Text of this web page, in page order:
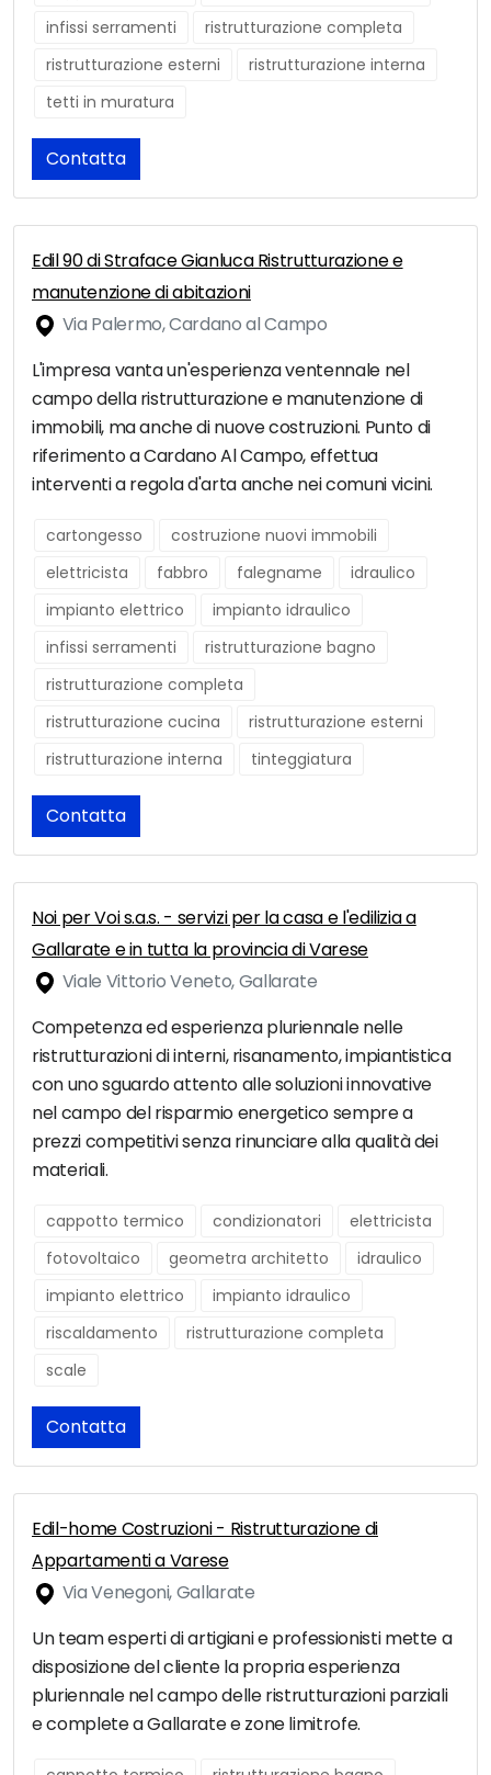
infissi serramenti
ristrutturazione completa
ristrutturazione esterni
ristrutturazione interna
tetti in muratura
Contatta
Edil 90 di Straface Gianluca Ristrutturazione e
manutenzione di abitazioni
Via Palermo, Cardano al Campo
L'impresa vanta un'esperienza ventennale nel
campo della ristrutturazione e manutenzione di
immobili, ma anche di nuove costruzioni. Punto di
riferimento a Cardano Al Campo, effettua
interventi a regola d'arta anche nei comuni vicini.
cartongesso
costruzione nuovi immobili
elettricista
fabbro falegname
idraulico
impianto elettrico
impianto idraulico
infissi serramenti
ristrutturazione bagno
ristrutturazione completa
ristrutturazione cucina
ristrutturazione esterni
ristrutturazione interna
tinteggiatura
Contatta
Noi per Voi s.a.s. - servizi per la casa e l'edilizia a
Gallarate e in tutta la provincia di Varese
Viale Vittorio Veneto, Gallarate
Competenza ed esperienza pluriennale nelle
ristrutturazioni di interni, risanamento, impiantistica
con uno sguardo attento alle soluzioni innovative
nel campo del risparmio energetico sempre a
prezzi competitivi senza rinunciare alla qualità dei
materiali.
cappotto termico condizionatori
elettricista
fotovoltaico
geometra architetto
idraulico
impianto elettrico
impianto idraulico
riscaldamento
ristrutturazione completa
scale
Contatta
Edil-home Costruzioni - Ristrutturazione di
Appartamenti a Varese
Via Venegoni, Gallarate
Un team esperti di artigiani e professionisti mette a
disposizione del cliente la propria esperienza
pluriennale nel campo delle ristrutturazioni parziali
e complete a Gallarate e zone limitrofe.